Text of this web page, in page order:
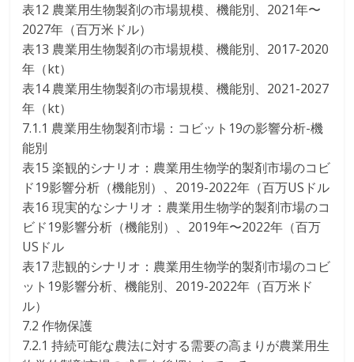
表12 農業用生物製剤の市場規模、機能別、2021年〜
2027年（百万米ドル）
表13 農業用生物製剤の市場規模、機能別、2017-2020
年（kt）
表14 農業用生物製剤の市場規模、機能別、2021-2027
年（kt）
7.1.1 農業用生物製剤市場：コビット19の影響分析-機
能別
表15 楽観的シナリオ：農業用生物学的製剤市場のコビ
ド19影響分析（機能別）、2019-2022年（百万USドル
表16 現実的なシナリオ：農業用生物学的製剤市場のコ
ビド19影響分析（機能別）、2019年〜2022年（百万
USドル
表17 悲観的シナリオ：農業用生物学的製剤市場のコビ
ット19影響分析、機能別、2019-2022年（百万米ド
ル）
7.2 作物保護
7.2.1 持続可能な農法に対する需要の高まりが農業用生